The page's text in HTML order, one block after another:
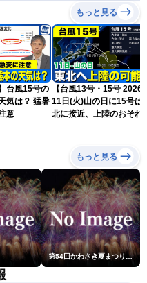
もっと見る
台風15号の
気は？ 猛暑
意
【台風13号・15号 2026
11日(火)山の日に15号は
北に接近、上陸のおそれ
もっと見る
第54回かわさき夏まつり花火大会「おらが自慢のでっかい花火」